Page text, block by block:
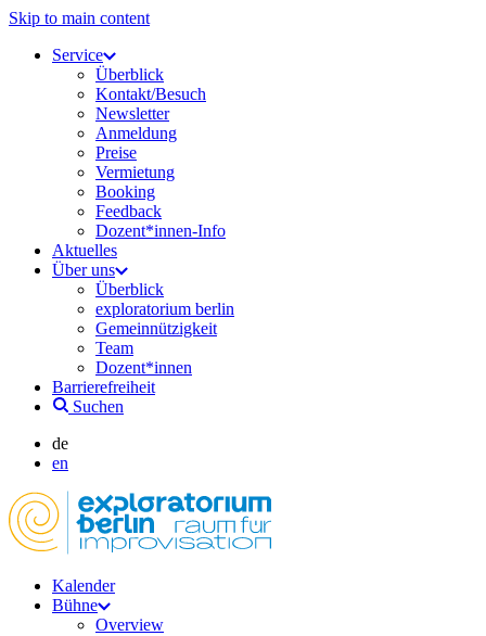
Skip to main content
Service
Überblick
Kontakt/Besuch
Newsletter
Anmeldung
Preise
Vermietung
Booking
Feedback
Dozent*innen-Info
Aktuelles
Über uns
Überblick
exploratorium berlin
Gemeinnützigkeit
Team
Dozent*innen
Barrierefreiheit
Suchen
de
en
Kalender
Bühne
Overview